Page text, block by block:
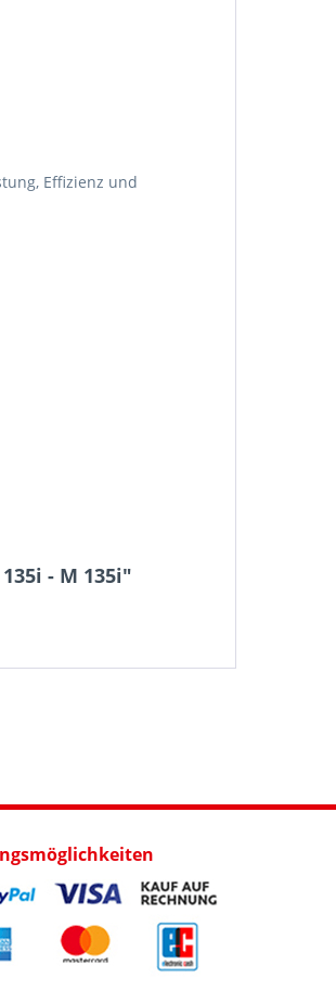
Effizienz und
- M 135i"